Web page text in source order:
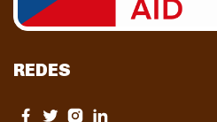
REDES